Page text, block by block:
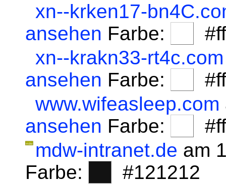
xn--krken17-
ansehen Farbe:
xn--krakn33-rt4c.com
ansehen Farbe:
www.wifeasleep.com
ansehen Farbe:
mdw-intranet.de am
Farbe:
#121212